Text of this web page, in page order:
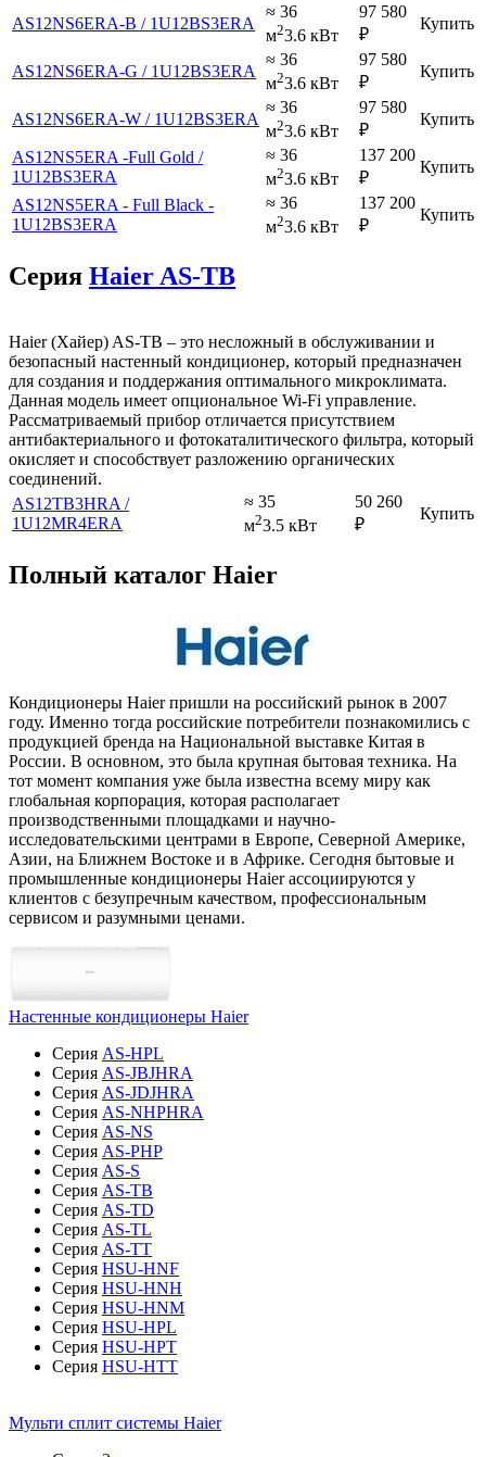
AS12NS6ERA-B / 1U12BS3ERA
≈ 36
м23.6 кВт
97 580
₽
Купить
AS12NS6ERA-G / 1U12BS3ERA
≈ 36
м23.6 кВт
97 580
₽
Купить
AS12NS6ERA-W / 1U12BS3ERA
≈ 36
м23.6 кВт
97 580
₽
Купить
AS12NS5ERA -Full Gold /
1U12BS3ERA
≈ 36
м23.6 кВт
137 200
₽
Купить
AS12NS5ERA - Full Black -
1U12BS3ERA
≈ 36
м23.6 кВт
137 200
₽
Купить
Серия Haier AS-TB
Haier (Хайер) AS-TB – это несложный в обслуживании и
безопасный настенный кондиционер, который предназначен
для создания и поддержания оптимального микроклимата.
Данная модель имеет опциональное Wi-Fi управление.
Рассматриваемый прибор отличается присутствием
антибактериального и фотокаталитического фильтра, который
окисляет и способствует разложению органических
соединений.
AS12TB3HRA /
1U12MR4ERA
≈ 35
м23.5 кВт
50 260
₽
Купить
Полный каталог Haier
Кондиционеры Haier пришли на российский рынок в 2007
году. Именно тогда российские потребители познакомились с
продукцией бренда на Национальной выставке Китая в
России. В основном, это была крупная бытовая техника. На
тот момент компания уже была известна всему миру как
глобальная корпорация, которая располагает
производственными площадками и научно-
исследовательскими центрами в Европе, Северной Америке,
Азии, на Ближнем Востоке и в Африке. Сегодня бытовые и
промышленные кондиционеры Haier ассоциируются у
клиентов с безупречным качеством, профессиональным
сервисом и разумными ценами.
Настенные кондиционеры Haier
Серия AS-HPL
Серия AS-JBJHRA
Серия AS-JDJHRA
Серия AS-NHPHRA
Серия AS-NS
Серия AS-PHP
Серия AS-S
Серия AS-TB
Серия AS-TD
Серия AS-TL
Серия AS-TT
Серия HSU-HNF
Серия HSU-HNH
Серия HSU-HNM
Серия HSU-HPL
Серия HSU-HPT
Серия HSU-HTT
Мульти сплит системы Haier